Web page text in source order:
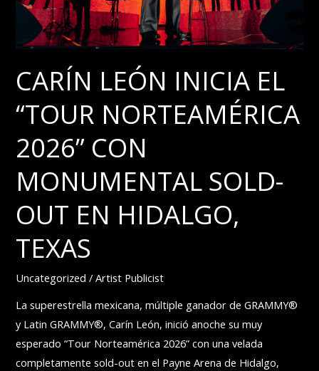
PARA
NUEVO
ALBUM
DEL
PUERTORRIQUEÑO
CARÍN LEÓN INICIA EL
“TOUR NORTEAMÉRICA
2026” CON
MONUMENTAL SOLD-
OUT EN HIDALGO,
TEXAS
Uncategorized /Artist Publicist
La superestrella mexicana, múltiple ganador de GRAMMY®
y Latin GRAMMY®, Carín León, inició anoche su muy
esperado “Tour Norteamérica 2026” con una velada
completamente sold-out en el Payne Arena de Hidalgo,